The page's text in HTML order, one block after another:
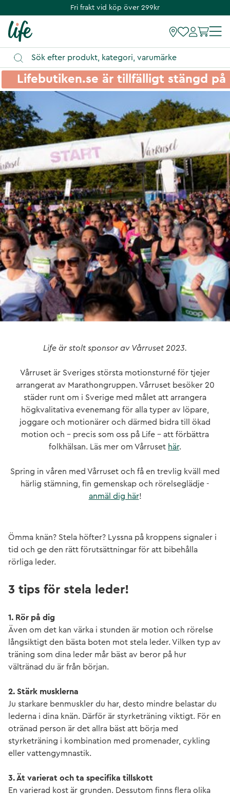
Lifebutiken.se är tillfälligt stängd
Life är stolt sponsor av Vårruset 2023.
Vårruset är Sveriges största motionsturné för tjejer
arrangerat av Marathongruppen. Vårruset besöker 20
städer runt om i Sverige med målet att arrangera
högkvalitativa evenemang för alla typer av löpare,
joggare och motionärer och därmed bidra till ökad
motion och – precis som oss på Life – att förbättra
folkhälsan. Läs mer om Vårruset här.
Spring in våren med Vårruset och få en trevlig kväll med
härlig stämning, fin gemenskap och rörelseglädje -
anmäl dig här!
Ömma knän? Stela höfter? Lyssna på kroppens signaler i
tid och ge den rätt förutsättningar för att bibehålla
rörliga leder.
3 tips för stela leder!
1. Rör på dig
Även om det kan värka i stunden är motion och rörelse
långsiktigt den bästa boten mot stela leder. Vilken typ av
träning som dina leder mår bäst av beror på hur
vältränad du är från början.
2. Stärk musklerna
Ju starkare benmuskler du har, desto mindre belastar du
lederna i dina knän. Därför är styrketräning viktigt. För en
otränad person är det allra bäst att börja med
styrketräning i kombination med promenader, cykling
eller vattengymnastik.
3. Ät varierat och ta specifika tillskott
En varierad kost är grunden. Dessutom finns flera olika